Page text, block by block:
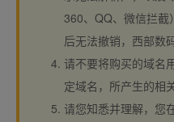
360、QQ、微信拦截
后无法撤销，西部数
请不要将购买的域名
定域名，所产生的相
请您知悉并理解，您